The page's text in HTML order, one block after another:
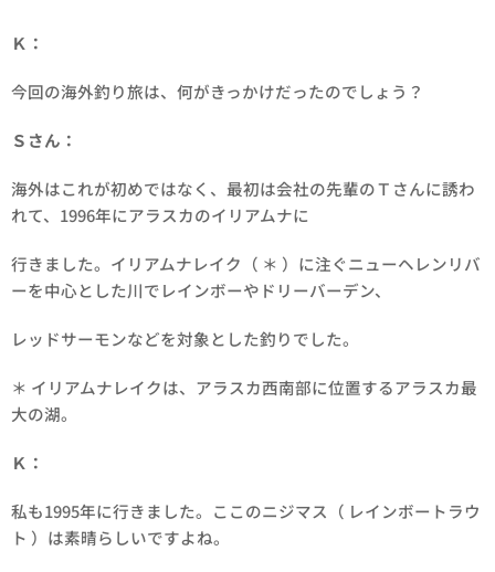
Ｋ：
今回の海外釣り旅は、何がきっかけだったのでしょう？
Ｓさん：
海外はこれが初めではなく、最初は会社の先輩のＴさんに誘わ
れて、1996年にアラスカのイリアムナに
行きました。イリアムナレイク（ ＊ ）に注ぐニューヘレンリバ
ーを中心とした川でレインボーやドリーバーデン、
レッドサーモンなどを対象とした釣りでした。
＊ イリアムナレイクは、アラスカ西南部に位置するアラスカ最
大の湖。
Ｋ：
私も1995年に行きました。ここのニジマス（ レインボートラウ
ト ）は素晴らしいですよね。